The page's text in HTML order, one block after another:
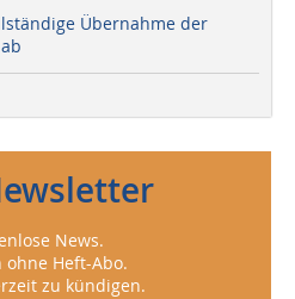
Übernahme der
News.
Heft-Abo.
zu kündigen.